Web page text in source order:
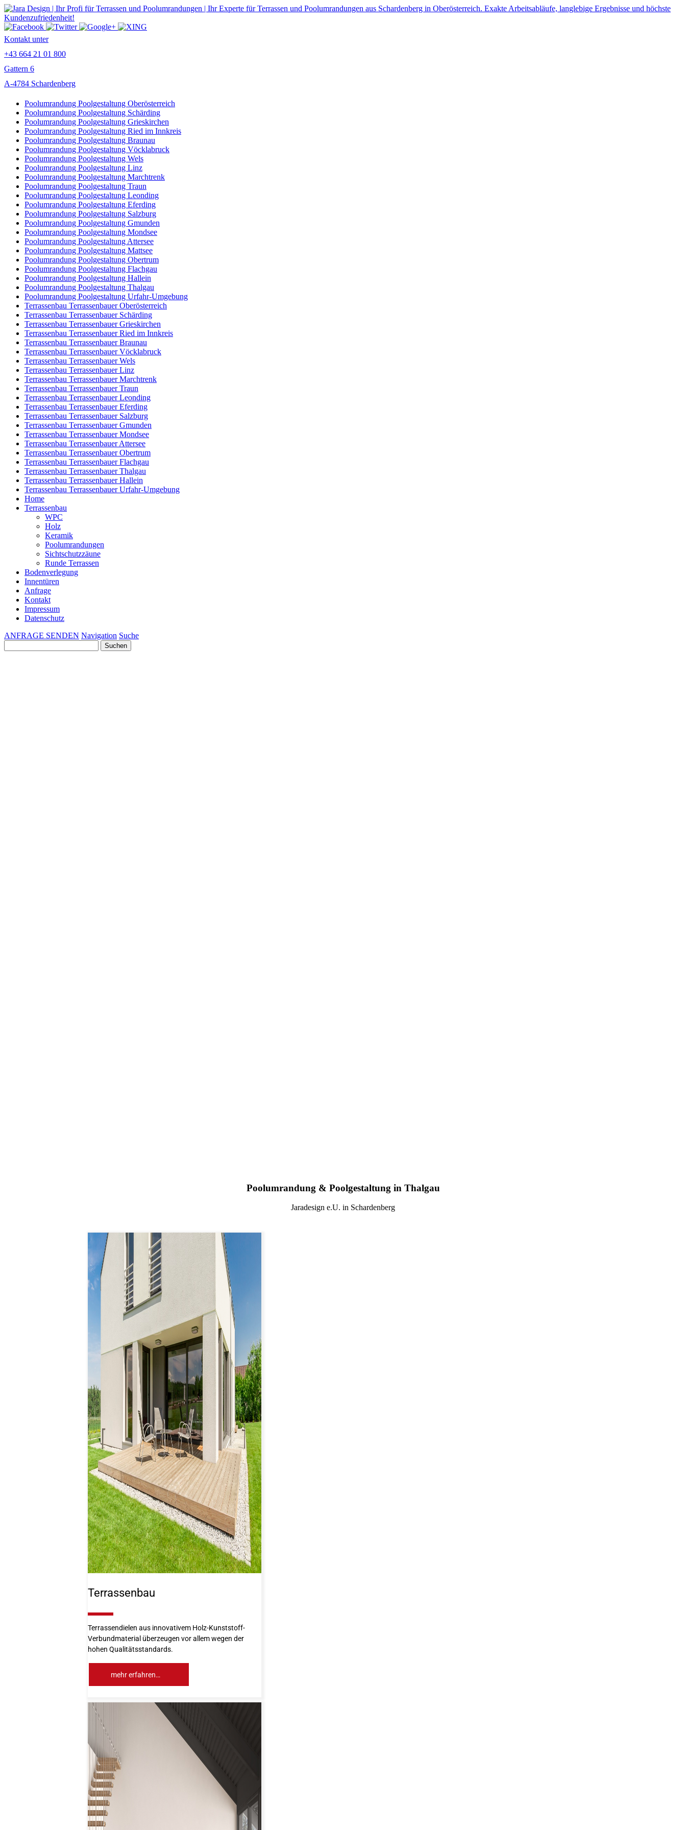
Kontakt unter
+43 664 21 01 800
Gattern 6
A-4784 Schardenberg
Poolumrandung Poolgestaltung Oberösterreich
Poolumrandung Poolgestaltung Schärding
Poolumrandung Poolgestaltung Grieskirchen
Poolumrandung Poolgestaltung Ried im Innkreis
Poolumrandung Poolgestaltung Braunau
Poolumrandung Poolgestaltung Vöcklabruck
Poolumrandung Poolgestaltung Wels
Poolumrandung Poolgestaltung Linz
Poolumrandung Poolgestaltung Marchtrenk
Poolumrandung Poolgestaltung Traun
Poolumrandung Poolgestaltung Leonding
Poolumrandung Poolgestaltung Eferding
Poolumrandung Poolgestaltung Salzburg
Poolumrandung Poolgestaltung Gmunden
Poolumrandung Poolgestaltung Mondsee
Poolumrandung Poolgestaltung Attersee
Poolumrandung Poolgestaltung Mattsee
Poolumrandung Poolgestaltung Obertrum
Poolumrandung Poolgestaltung Flachgau
Poolumrandung Poolgestaltung Hallein
Poolumrandung Poolgestaltung Thalgau
Poolumrandung Poolgestaltung Urfahr-Umgebung
Terrassenbau Terrassenbauer Oberösterreich
Terrassenbau Terrassenbauer Schärding
Terrassenbau Terrassenbauer Grieskirchen
Terrassenbau Terrassenbauer Ried im Innkreis
Terrassenbau Terrassenbauer Braunau
Terrassenbau Terrassenbauer Vöcklabruck
Terrassenbau Terrassenbauer Wels
Terrassenbau Terrassenbauer Linz
Terrassenbau Terrassenbauer Marchtrenk
Terrassenbau Terrassenbauer Traun
Terrassenbau Terrassenbauer Leonding
Terrassenbau Terrassenbauer Eferding
Terrassenbau Terrassenbauer Salzburg
Terrassenbau Terrassenbauer Gmunden
Terrassenbau Terrassenbauer Mondsee
Terrassenbau Terrassenbauer Attersee
Terrassenbau Terrassenbauer Obertrum
Terrassenbau Terrassenbauer Flachgau
Terrassenbau Terrassenbauer Thalgau
Terrassenbau Terrassenbauer Hallein
Terrassenbau Terrassenbauer Urfahr-Umgebung
Home
Terrassenbau
WPC
Holz
Keramik
Poolumrandungen
Sichtschutzzäune
Runde Terrassen
Bodenverlegung
Innentüren
Anfrage
Kontakt
Impressum
Datenschutz
ANFRAGE SENDEN Navigation Suche
nach:
Poolumrandung & Poolgestaltung in Thalgau
Jaradesign e.U. in Schardenberg
Terrassenbau
Terrassendielen aus innovativem Holz-Kunststoff-
Verbundmaterial überzeugen vor allem wegen der
hohen Qualitätsstandards.
mehr erfahren…